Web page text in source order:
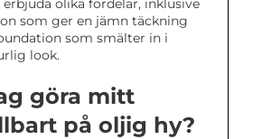
olika fördelar, inklusive
som ger en jämn täckning
som smälter in i
look.
göra mitt
på oljig hy?